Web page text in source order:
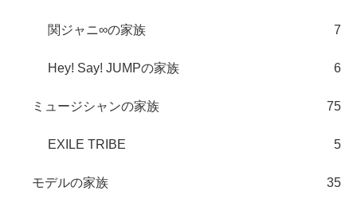
関ジャニ∞の家族 7
Hey! Say! JUMPの家族 6
ミュージシャンの家族 75
EXILE TRIBE 5
モデルの家族 35